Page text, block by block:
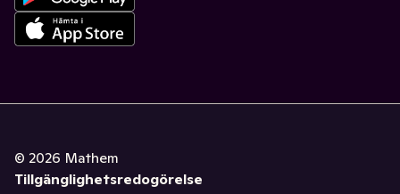
© 2026 Mathem
Tillgänglighetsredogörelse